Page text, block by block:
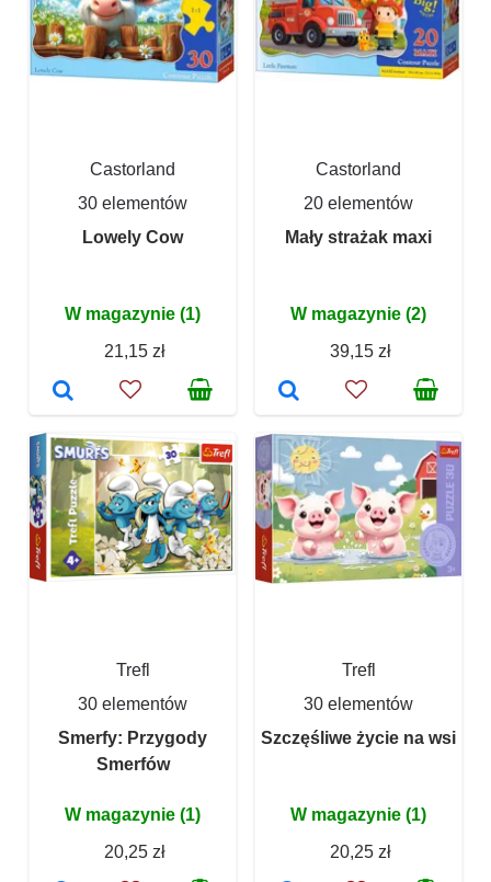
Castorland
30 elementów
Lowely Cow
W magazynie (1)
21,15 zł
Castorland
20 elementów
Mały strażak maxi
W magazynie (2)
39,15 zł
Trefl
30 elementów
Smerfy: Przygody
Smerfów
W magazynie (1)
20,25 zł
Trefl
30 elementów
Szczęśliwe życie na wsi
W magazynie (1)
20,25 zł